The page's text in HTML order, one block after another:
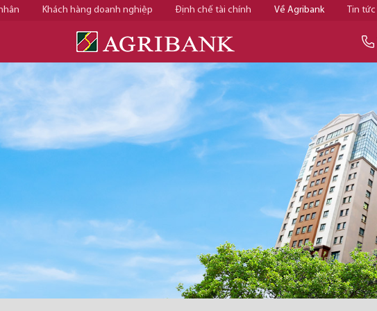
Khách hàng doanh nghiệp Định chế tài chính Về Agribank Tin tức